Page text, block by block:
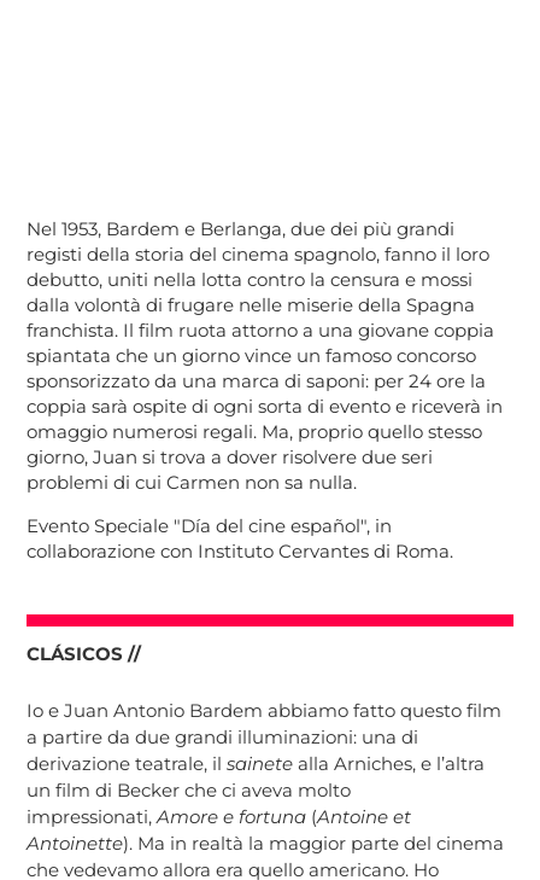
Nel 1953, Bardem e Berlanga, due dei più grandi
registi della storia del cinema spagnolo, fanno il loro
debutto, uniti nella lotta contro la censura e mossi
dalla volontà di frugare nelle miserie della Spagna
franchista. Il film ruota attorno a una giovane coppia
spiantata che un giorno vince un famoso concorso
sponsorizzato da una marca di saponi: per 24 ore la
coppia sarà ospite di ogni sorta di evento e riceverà in
omaggio numerosi regali. Ma, proprio quello stesso
giorno, Juan si trova a dover risolvere due seri
problemi di cui Carmen non sa nulla.
Evento Speciale "Día del cine español", in
collaborazione con Instituto Cervantes di Roma.
CLÁSICOS //
Io e Juan Antonio Bardem abbiamo fatto questo film
a partire da due grandi illuminazioni: una di
derivazione teatrale, ilsainetealla Arniches, e l’altra
un film di Becker che ci aveva molto
impressionati,Amore e fortuna (Antoine et
Antoinette). Ma in realtà la maggior parte del cinema
che vedevamo allora era quello americano. Ho